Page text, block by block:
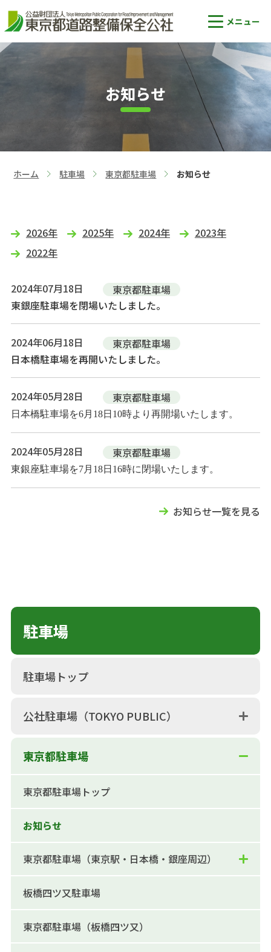
お知らせ
ホーム
駐車場
東京都駐車場
お知らせ
2026年 2025年 2024年
2023年
2022年
2024年07月18日
東京都駐車場
東銀座駐車場を閉場いたしました。
2024年06月18日
東京都駐車場
日本橋駐車場を再開いたしました。
2024年05月28日 東京都駐車場
日本橋駐車場を6月18日10時より再開場いたします。
2024年05月28日 東京都駐車場
東銀座駐車場を7月18日16時に閉場いたします。
お知らせ一覧を見る
駐車場
駐車場トップ
公社駐車場（TOKYO PUBLIC）
東京都駐車場
東京都駐車場トップ
お知らせ
東京都駐車場（東京駅・日本橋・銀座周辺）
板橋四ツ又駐車場
東京都駐車場（板橋四ツ又）